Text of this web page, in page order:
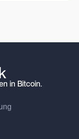
in Bitcoin.